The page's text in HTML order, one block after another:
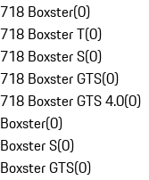
718 Boxster(0)
718 Boxster T(0)
718 Boxster S(0)
718 Boxster GTS(0)
718 Boxster GTS 4.0(0)
Boxster(0)
Boxster S(0)
Boxster GTS(0)